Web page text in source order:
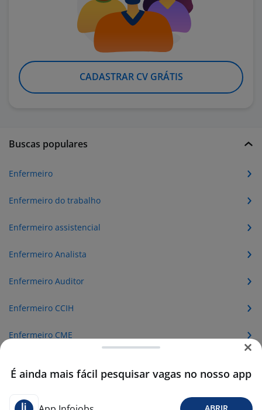
CADASTRAR CV GRÁTIS
Buscas populares
Enfermeiro
Enfermeiro do trabalho
Enfermeiro assistencial
Enfermeiro Analista
Enfermeiro Auditor
Enfermeiro CCIH
Enfermeiro CME
É ainda mais fácil pesquisar vagas no nosso app